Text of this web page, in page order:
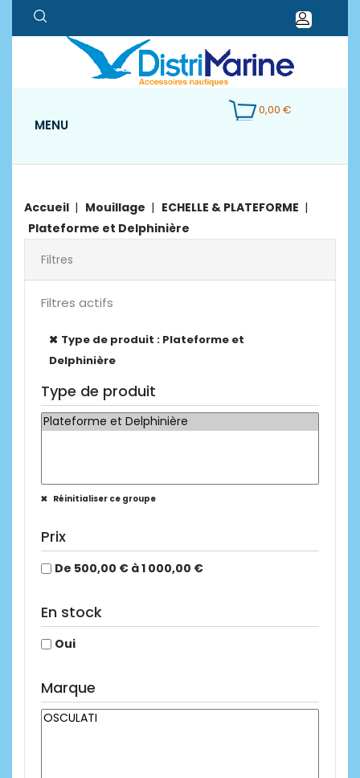
0,00 €
MENU
Accueil Mouillage
ECHELLE & PLATEFORME
Plateforme et Delphinière
Filtres
Filtres actifs
Type de produit : Plateforme et
Delphinière
Type de produit
Réinitialiser ce groupe
Prix
De 500,00 € à 1 000,00 €
En stock
Oui
Marque